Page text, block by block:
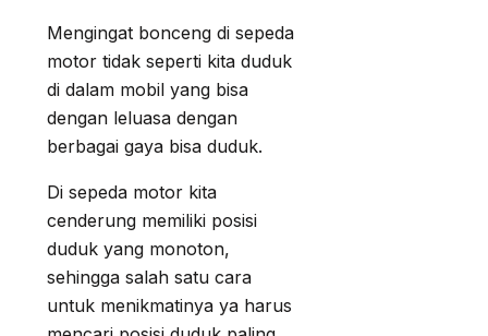
Mengingat bonceng di sepeda
motor tidak seperti kita duduk
di dalam mobil yang bisa
dengan leluasa dengan
berbagai gaya bisa duduk.
Di sepeda motor kita
cenderung memiliki posisi
duduk yang monoton,
sehingga salah satu cara
untuk menikmatinya ya harus